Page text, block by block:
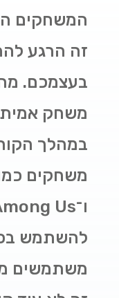
המשחקים
זה הרגע
בעצמכם.
משחק
במהלך
משחקים
ו־Us
להשתמש
משתמשים